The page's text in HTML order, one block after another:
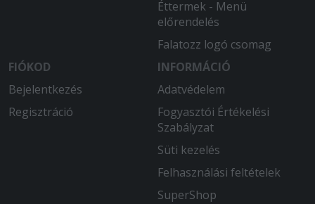
Éttermek - Menü
előrendelés
Falatozz logó csomag
FIÓKOD
Bejelentkezés
Regisztráció
INFORMÁCIÓ
Adatvédelem
Fogyasztói Értékelési
Szabályzat
Süti kezelés
Felhasználási feltételek
SuperShop